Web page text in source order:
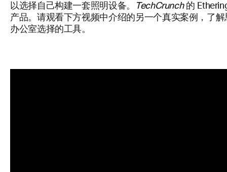
以选择自己构建一套照明设备。
TechCrunch的
产品。请观看下方视频中介绍的另一个真实案例，了
办公室选择的工具。